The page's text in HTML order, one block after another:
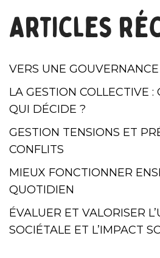
Articles
VERS UNE
LA GESTION COLLECTIVE :
QUI DÉCIDE ?
GESTION TENSIONS ET
CONFLITS
MIEUX FONCTIONNER
QUOTIDIEN
ÉVALUER ET VALORISER
SOCIÉTALE ET L’IMPACT